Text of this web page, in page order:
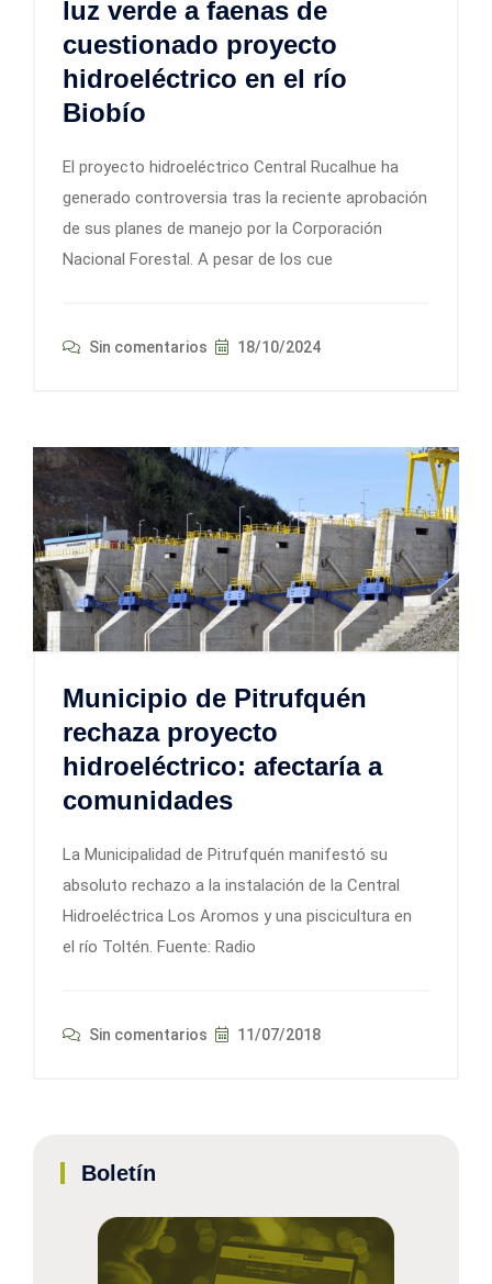
luz verde a faenas de
cuestionado proyecto
hidroeléctrico en el río
Biobío
El proyecto hidroeléctrico Central Rucalhue ha
generado controversia tras la reciente aprobación
de sus planes de manejo por la Corporación
Nacional Forestal. A pesar de los cue
Sin comentarios 18/10/2024
Municipio de Pitrufquén
rechaza proyecto
hidroeléctrico: afectaría a
comunidades
La Municipalidad de Pitrufquén manifestó su
absoluto rechazo a la instalación de la Central
Hidroeléctrica Los Aromos y una piscicultura en
el río Toltén. Fuente: Radio
Sin comentarios 11/07/2018
Boletín